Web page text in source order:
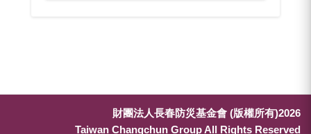
財團法人長春防災基金會 (版權所有)2026
Taiwan Changchun Group All Rights Reserved